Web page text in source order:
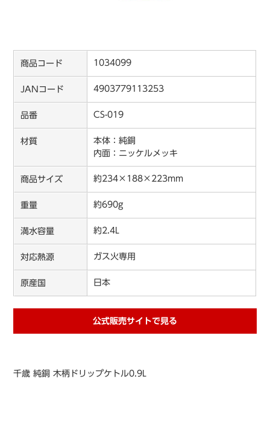
商品コード 1034099
JANコード 4903779113253
品番 CS-019
材質
本体：純銅
内面：ニッケルメッキ
商品サイズ 約234×188×223mm
重量 約690g
満水容量 約2.4L
対応熱源 ガス火専用
原産国 日本
公式販売サイトで見る
千歳 純銅 木柄ドリップケトル0.9L